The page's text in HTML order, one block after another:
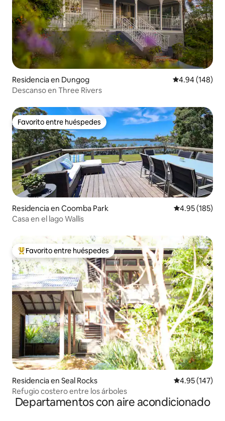
Residencia en Dungog Calificación
4.94 (148)
Descanso en Three Rivers
Favorito entre huéspedes
Favorito entre huéspedes
Residencia en Coomba Park Calificación
4.95 (185)
Casa en el lago Wallis
De los mejores en Favorito entre huéspedes
Favorito entre huéspedes
Residencia en Seal Rocks Calificación
4.95 (147)
Refugio costero entre los árboles
Departamentos con aire acondicionado